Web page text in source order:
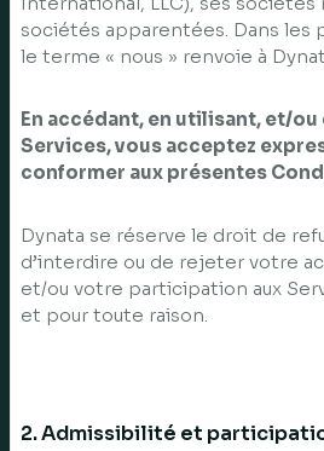
sociétés apparentées. Dans les
le terme « nous » renvoie à
En accédant, en utilisant, et/
Services, vous acceptez
conformer aux présentes
Dynata se réserve le droit de
d’interdire ou de rejeter votre
et/ou votre participation aux
et pour toute raison.
2. Admissibilité et